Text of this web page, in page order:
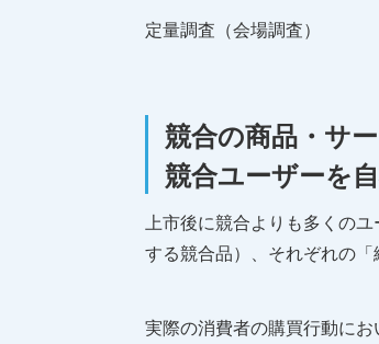
定量調査（会場調査）
競合の商品・サ
競合ユーザーを
上市後に競合よりも多くの
する競合品）、それぞれの
実際の消費者の購買行動に